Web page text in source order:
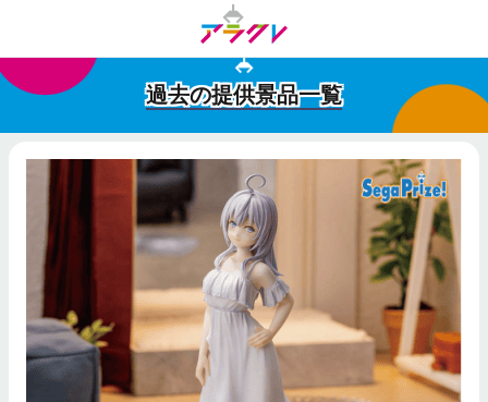
過去の提供景品一覧